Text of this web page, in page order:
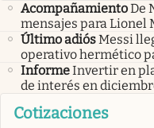
AcompañamientoDe
mensajes para Lionel
Último adiósMessi
operativo hermético
InformeInvertir en
de interés en
Cotizaciones